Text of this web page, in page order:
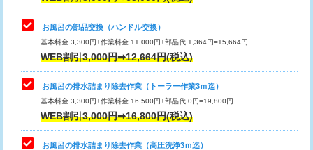
トイレタンク脱着
トイレ便器脱着
タンクレストイレ脱着 33,000円
小便器トイレ脱着
その他部品の脱着 8,800円～
お風呂の部品交換（ハンドル交換）
基本料金 3,300円+作業料金 11,000円+部品代 1,364円=15,664円
WEB割引3,000円➡12,664円(税込)
お風呂の排水詰まり除去作業（トーラー作業3ｍ迄）
基本料金 3,300円+作業料金 16,500円+部品代 0円=19,800円
WEB割引3,000円➡16,800円(税込)
お風呂の排水詰まり除去作業（高圧洗浄3ｍ迄）